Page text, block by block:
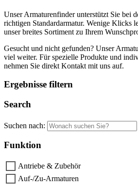
Unser Armaturenfinder unterstützt Sie bei
richtigen Standardarmatur. Wenige Klicks
unser breites Sortiment zu Ihrem
Gesucht und nicht gefunden? Unser
viel weiter. Für spezielle Produkte und
nehmen Sie direkt Kontakt mit uns auf.
Ergebnisse filtern
Search
Suchen nach:
Funktion
Antriebe & Zubehör
Auf-/Zu-Armaturen